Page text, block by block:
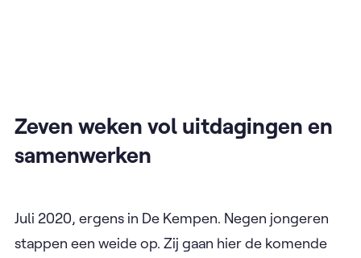
Zeven weken vol uitdagingen en
samenwerken
Juli 2020, ergens in De Kempen. Negen jongeren
stappen een weide op. Zij gaan hier de komende